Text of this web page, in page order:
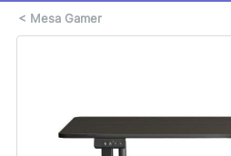
< Mesa Gamer